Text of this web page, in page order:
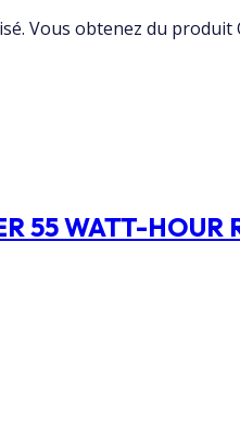
Vous obtenez du produit
55 WATT-